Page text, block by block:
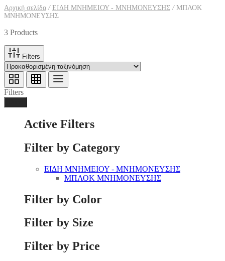
Αρχική σελίδα / ΕΙΔΗ ΜΝΗΜΕΙΟΥ - ΜΝΗΜΟΝΕΥΣΗΣ /ΜΠΛΟΚ
ΜΝΗΜΟΝΕΥΣΗΣ
3 Products
Filters
Filters
Active Filters
Filter by Category
ΕΙΔΗ ΜΝΗΜΕΙΟΥ - ΜΝΗΜΟΝΕΥΣΗΣ
ΜΠΛΟΚ ΜΝΗΜΟΝΕΥΣΗΣ
Filter by Color
Filter by Size
Filter by Price